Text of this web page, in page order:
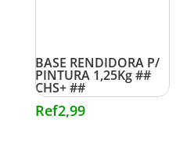
BASE RENDIDORA P/
PINTURA 1,25Kg ##
CHS+ ##
Ref2,99